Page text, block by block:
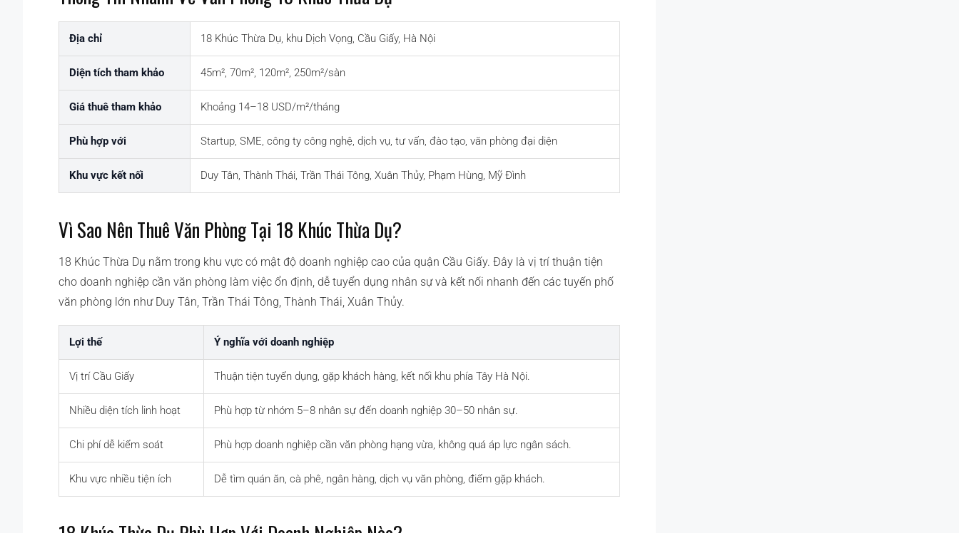
Địa chỉ 18 Khúc Thừa Dụ, khu Dịch Vọng, Cầu Giấy, Hà Nội
Diện tích tham khảo 45m², 70m², 120m², 250m²/sàn
Giá thuê tham khảo Khoảng 14–18 USD/m²/tháng
Phù hợp với Startup, SME, công ty công nghệ, dịch vụ, tư vấn, đào tạo, văn phòng đại diện
Khu vực kết nối Duy Tân, Thành Thái, Trần Thái Tông, Xuân Thủy, Phạm Hùng, Mỹ Đình
Vì Sao Nên Thuê Văn Phòng Tại 18 Khúc Thừa Dụ?
18 Khúc Thừa Dụ nằm trong khu vực có mật độ doanh nghiệp cao của quận Cầu Giấy. Đây là vị trí thuận tiện
cho doanh nghiệp cần văn phòng làm việc ổn định, dễ tuyển dụng nhân sự và kết nối nhanh đến các tuyến phố
văn phòng lớn như Duy Tân, Trần Thái Tông, Thành Thái, Xuân Thủy.
Lợi thế Ý nghĩa với doanh nghiệp
Vị trí Cầu Giấy Thuận tiện tuyển dụng, gặp khách hàng, kết nối khu phía Tây Hà Nội.
Nhiều diện tích linh hoạt Phù hợp từ nhóm 5–8 nhân sự đến doanh nghiệp 30–50 nhân sự.
Chi phí dễ kiểm soát Phù hợp doanh nghiệp cần văn phòng hạng vừa, không quá áp lực ngân sách.
Khu vực nhiều tiện ích Dễ tìm quán ăn, cà phê, ngân hàng, dịch vụ văn phòng, điểm gặp khách.